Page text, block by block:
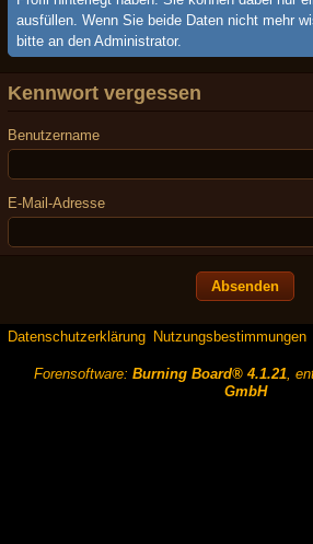
ausfüllen. Wenn Sie beide Daten nicht mehr
bitte an den Administrator.
Kennwort vergessen
Benutzername
E-Mail-Adresse
Datenschutzerklärung Nutzungsbestimmungen
Forensoftware: Burning Board® 4.1.21,
GmbH